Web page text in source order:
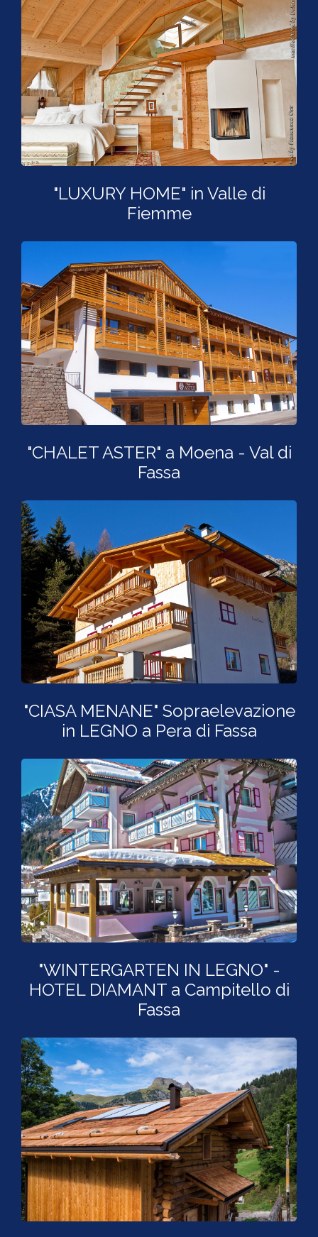
"LUXURY HOME" in Valle di
Fiemme
"CHALET ASTER" a Moena - Val di
Fassa
"CIASA MENANE" Sopraelevazione
in LEGNO a Pera di Fassa
"WINTERGARTEN IN LEGNO" -
HOTEL DIAMANT a Campitello di
Fassa